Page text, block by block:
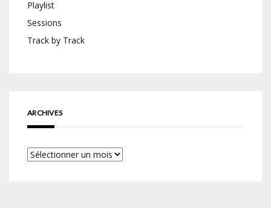
Playlist
Sessions
Track by Track
ARCHIVES
Archives